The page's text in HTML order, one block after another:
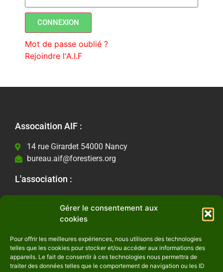
Gérer le consentement aux
cookies
Pour offrir les meilleures expériences, nous utilisons des technologies
telles que les cookies pour stocker et/ou accéder aux informations des
appareils. Le fait de consentir à ces technologies nous permettra de
traiter des données telles que le comportement de navigation ou les ID
CONNEXION
Mot de passe oublié ?
Rejoindre l'A.I.F
Assocaition AIF :
14 rue Girardet 54000 Nancy
bureau.aif@forestiers.org
L'association :
Contactez-nous
Mentions Légales
Politique de confidentialité